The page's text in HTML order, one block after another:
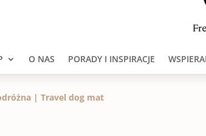
O NAS PORADY I INSPIRACJE
| Travel dog mat